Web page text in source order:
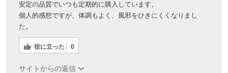
安定の品質でいつも定期的に購入しています。
個人的感想ですが、体調もよく、風邪をひきにくくなりまし
た。
役に立った 0
サイトからの返信